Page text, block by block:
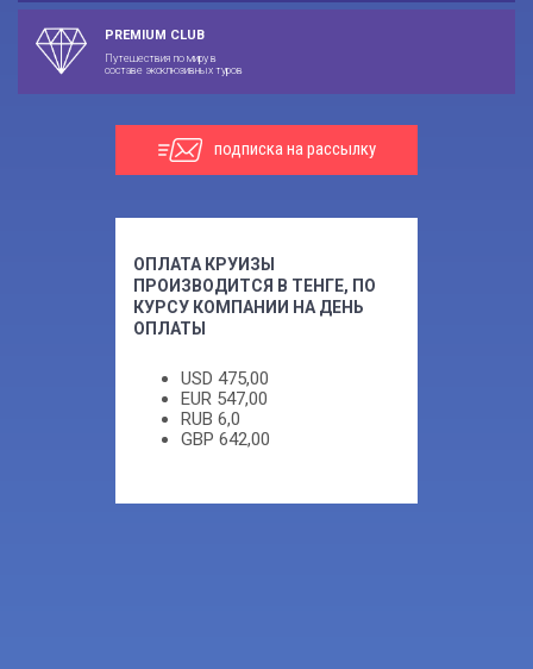
PREMIUM CLUB
Путешествия по миру в
составе эксклюзивных туров
подписка на рассылку
ОПЛАТА КРУИЗЫ
ПРОИЗВОДИТСЯ В ТЕНГЕ, ПО
КУРСУ КОМПАНИИ НА ДЕНЬ
ОПЛАТЫ
USD 475,00
EUR 547,00
RUB 6,0
GBP 642,00